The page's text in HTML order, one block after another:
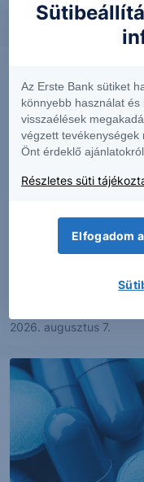
2026. augusztus 7.
Az Erste Bank sütiket
könnyebb használat
visszaélések
végzett tevékenységek
Önt érdeklő
Részletes süti
Elfogadom